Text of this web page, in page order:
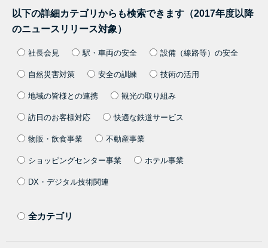
以下の詳細カテゴリからも検索できます（2017年度以降
のニュースリリース対象）
社長会見 駅・車両の安全 設備（線路等）の安全
自然災害対策 安全の訓練 技術の活用
地域の皆様との連携 観光の取り組み
訪日のお客様対応 快適な鉄道サービス
物販・飲食事業 不動産事業
ショッピングセンター事業 ホテル事業
DX・デジタル技術関連
全カテゴリ